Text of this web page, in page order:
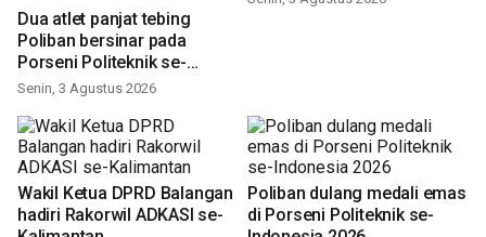
Dua atlet panjat tebing
Poliban bersinar pada
Porseni Politeknik se-
Indonesia 2026
Senin, 3 Agustus 2026